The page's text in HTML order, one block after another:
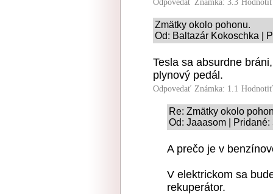
Odpovedať Známka: 3.3
Zmätky okolo pohonu.
Od: Baltazár Kokoschka |
Tesla sa absurdne
plynový pedál.
Odpovedať Známka: 1.1
Re: Zmätky okolo
Od: Jaaasom |
A prečo je v
V elektrickom sa
rekuperátor.